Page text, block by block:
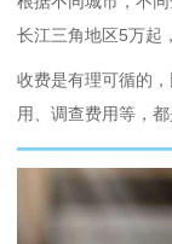
长江三角地区5万起
收费是有理可循的
用、调查费用等，